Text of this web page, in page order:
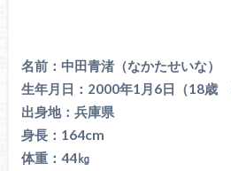
名前：中田青渚（なかたせいな）
生年月日：2000年1月6日（18歳
出身地：兵庫県
身長：164cm
体重：44㎏